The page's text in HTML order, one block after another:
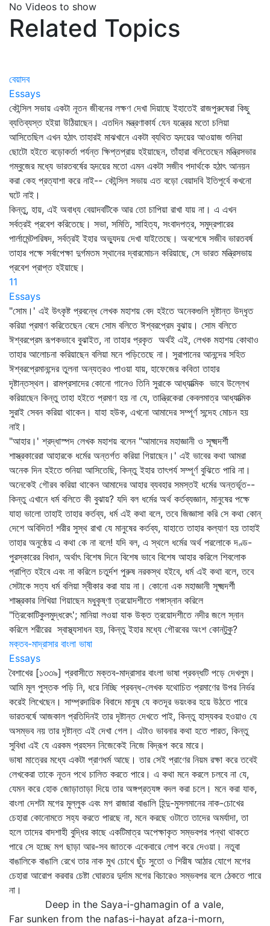
No Videos to show
Related Topics
বেয়াদব
Essays
কৌন্সিল সভায় একটা নূতন জীবনের লক্ষণ দেখা দিয়াছে ইহাতেই রাজপুরুষেরা কিছু
ব্যতিব্যস্ত হইয়া উঠিয়াছেন। এতদিন মন্ত্রণাকার্য যেন যন্ত্রের মতো চলিয়া
আসিতেছিল এখন হঠাৎ তাহারই মাঝখানে একটা ব্যথিত হৃদয়ের আওয়াজ শুনিয়া
ছোটো হইতে বড়োকর্তা পর্যন্ত ক্ষিপ্তপ্রায় হইয়াছেন, তাঁহারা বলিতেছেন মন্ত্রিসভার
গম্বুজের মধ্যে ভারতবর্ষের হৃদয়ের মতো এমন একটা সজীব পদার্থকে হঠাৎ আনয়ন
করা কেহ প্রত্যাশা করে নাই-- কৌন্সিল সভায় এত বড়ো বেয়াদবি ইতিপূর্বে কখনো
ঘটে নাই।
কিন্তু, হায়, এই অবাধ্য বেয়াদবটিকে আর তো চাপিয়া রাখা যায় না। এ এখন
সর্বত্রই প্রবেশ করিতেছে। সভা, সমিতি, সাহিত্য, সংবাদপত্র, সমুদ্রপারের
পার্লামেন্টপরিষদ, সর্বত্রই ইহার অভ্যুদয় দেখা যাইতেছে। অবশেষে সজীব ভারতবর্ষ
তাহার পক্ষে সর্বাপেক্ষা দুর্গমতম স্থানের দ্বারমোচন করিয়াছে, সে ভারত মন্ত্রিসভায়
প্রবেশ প্রাপ্ত হইয়াছে।
11
Essays
"সোম।' এই উৎকৃষ্ট প্রবন্ধে লেখক মহাশয় বেদ হইতে অনেকগুলি দৃষ্টান্ত উদ্‌ধৃত
করিয়া প্রমাণ করিতেছেন বেদে সোম বলিতে ঈশ্বরপ্রেম বুঝায়। সোম বলিতে
ঈশ্বরপ্রেম রূপকভাবে বুঝাইত, না তাহার প্রকৃত অর্থই এই, লেখক মহাশয় কোথাও
তাহার আলোচনা করিয়াছেন বলিয়া মনে পড়িতেছে না। সুরাপানের আনন্দের সহিত
ঈশ্বরপ্রেমানন্দের তুলনা অন্যত্রও পাওয়া যায়, হাফেজের কবিতা তাহার
দৃষ্টান্তস্থল। রামপ্রসাদের কোনো গানেও তিনি সুরাকে আধ্যাত্মিক ভাবে উল্লেখ
করিয়াছেন কিন্তু তাহা হইতে প্রমাণ হয় না যে, তান্ত্রিকেরা কেবলমাত্র আধ্যাত্মিক
সুরাই সেবন করিয়া থাকেন। যাহা হউক, এখনো আমাদের সম্পূর্ণ সন্দেহ মোচন হয়
নাই।
"আহার।' শ্রদ্ধাস্পদ লেখক মহাশয় বলেন "আমাদের মহাজ্ঞানী ও সূক্ষ্মদর্শী
শাস্ত্রকারেরা আহারকে ধর্মের অন্তর্গত করিয়া গিয়াছেন।' এই ভাবের কথা আমরা
অনেক দিন হইতে শুনিয়া আসিতেছি, কিন্তু ইহার তাৎপর্য সম্পূর্ণ বুঝিতে পারি না।
অনেকেই গৌরব করিয়া থাকেন আমাদের আহার ব্যবহার সমস্তই ধর্মের অন্তর্ভূত--
কিন্তু এখানে ধর্ম বলিতে কী বুঝায়? যদি বল ধর্মের অর্থ কর্তব্যজ্ঞান, মানুষের পক্ষে
যাহা ভালো তাহাই তাহার কর্তব্য, ধর্ম এই কথা বলে, তবে জিজ্ঞাসা করি সে কথা কোন্‌
দেশে অবিদিত! শরীর সুস্থ রাখা যে মানুষের কর্তব্য, যাহাতে তাহার কল্যাণ হয় তাহাই
তাহার অনুষ্ঠেয় এ কথা কে না বলে! যদি বল, এ স্থলে ধর্মের অর্থ পরলোকে দণ্ড-
পুরস্কারের বিধান, অর্থাৎ বিশেষ দিনে বিশেষ ভাবে বিশেষ আহার করিলে শিবলোক
প্রাপ্তি হইবে এবং না করিলে চতুর্দশ পুরুষ নরকস্থ হইবে, ধর্ম এই কথা বলে, তবে
সেটাকে সত্য ধর্ম বলিয়া স্বীকার করা যায় না। কোনো এক মহাজ্ঞানী সূক্ষ্মদর্শী
শাস্ত্রকার লিখিয়া গিয়াছেন মধুকৃষ্ণা ত্রয়োদশীতে গঙ্গাস্নান করিলে
"ত্রিকোটিকুলমুদ্ধরেৎ'; মানিয়া লওয়া যাক উক্ত ত্রয়োদশীতে নদীর জলে স্নান
করিলে শরীরের স্বাস্থ্যসাধন হয়, কিন্তু ইহার মধ্যে গৌরবের অংশ কোন্‌টুকু?
মক্তব-মাদ্রাসার বাংলা ভাষা
Essays
বৈশাখের [১৩৩৯] প্রবাসীতে মক্তব-মাদ্রাসার বাংলা ভাষা প্রবন্ধটি পড়ে দেখলুম।
আমি মূল পুস্তক পড়ি নি, ধরে নিচ্ছি প্রবন্ধ-লেখক যথোচিত প্রমাণের উপর নির্ভর
করেই লিখেছেন। সাম্প্রদায়িক বিবাদে মানুষ যে কতদূর ভয়ংকর হয়ে উঠতে পারে
ভারতবর্ষে আজকাল প্রতিদিনই তার দৃষ্টান্ত দেখতে পাই, কিন্তু হাস্যকর হওয়াও যে
অসম্ভব নয় তার দৃষ্টান্ত এই দেখা গেল। এটাও ভাবনার কথা হতে পারত, কিন্তু
সুবিধা এই যে এরকম প্রহসন নিজেকেই নিজে বিদ্রূপ করে মারে।
ভাষা মাত্রের মধ্যে একটা প্রাণধর্ম আছে। তার সেই প্রাণের নিয়ম রক্ষা করে তবেই
লেখকেরা তাকে নূতন পথে চালিত করতে পারে। এ কথা মনে করলে চলবে না যে,
যেমন করে হোক জোড়াতাড়া দিয়ে তার অঙ্গপ্রত্যঙ্গ বদল করা চলে। মনে করা যাক,
বাংলা দেশটা মগের মুল্লুক এবং মগ রাজারা বাঙালি হিন্দু-মুসলমানের নাক-চোখের
চেহারা কোনোমতে সহ্য করতে পারছে না, মনে করছে ওটাতে তাদের অমর্যাদা, তা
হলে তাদের বাদশাহী বুদ্ধির কাছে একটিমাত্র অপেক্ষাকৃত সম্ভবপর পন্থা থাকতে
পারে সে হচ্ছে মগ ছাড়া আর-সব জাতকে একেবারে লোপ করে দেওয়া। নতুবা
বাঙালিকে বাঙালি রেখে তার নাক মুখ চোখে ছুঁচ সুতো ও শিরীষ আঠার যোগে মগের
চেহারা আরোপ করবার চেষ্টা ঘোরতর দুর্দাম মগের বিচারেও সম্ভবপর বলে ঠেকতে পারে
না।
Deep in the Saya-i-ghamagin of a vale,
Far sunken from the nafas-i-hayat afza-i-morn,